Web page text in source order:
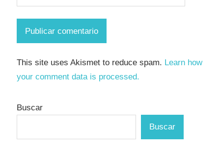
This site uses Akismet to reduce spam. Learn how
your comment data is processed.
Buscar
Buscar